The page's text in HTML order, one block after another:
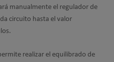
manualmente el regulador de
circuito hasta el valor
realizar el equilibrado de